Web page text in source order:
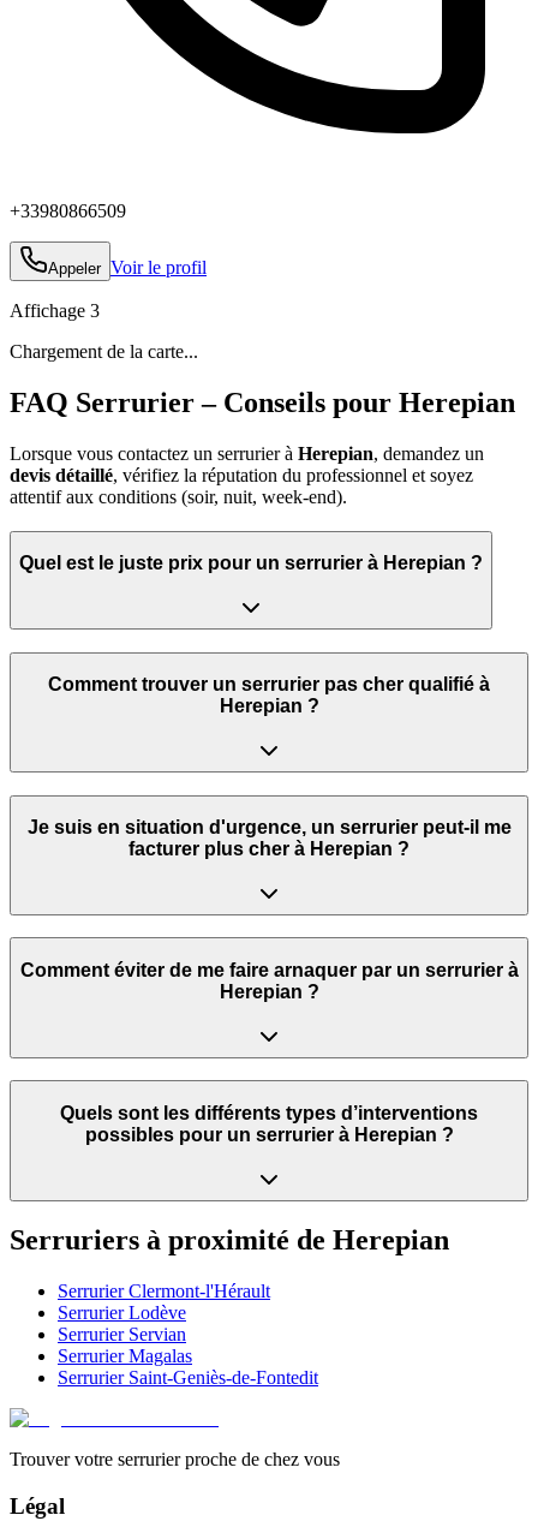
+33980866509
Appeler Voir le profil
Affichage 3
Chargement de la carte...
FAQ Serrurier – Conseils pour Herepian
Lorsque vous contactez un serrurier à Herepian, demandez un
devis détaillé, vérifiez la réputation du professionnel et soyez
attentif aux conditions (soir, nuit, week‑end).
Quel est le juste prix pour un serrurier à Herepian ?
Comment trouver un serrurier pas cher qualifié à
Herepian ?
Je suis en situation d'urgence, un serrurier peut‑il me
facturer plus cher à Herepian ?
Comment éviter de me faire arnaquer par un serrurier à
Herepian ?
Quels sont les différents types d’interventions
possibles pour un serrurier à Herepian ?
Serruriers à proximité de Herepian
SerrurierClermont-l'Hérault
SerrurierLodève
Serrurier Servian
SerrurierMagalas
Serrurier Saint-Geniès-de-Fontedit
Trouver votre serrurier proche de chez vous
Légal